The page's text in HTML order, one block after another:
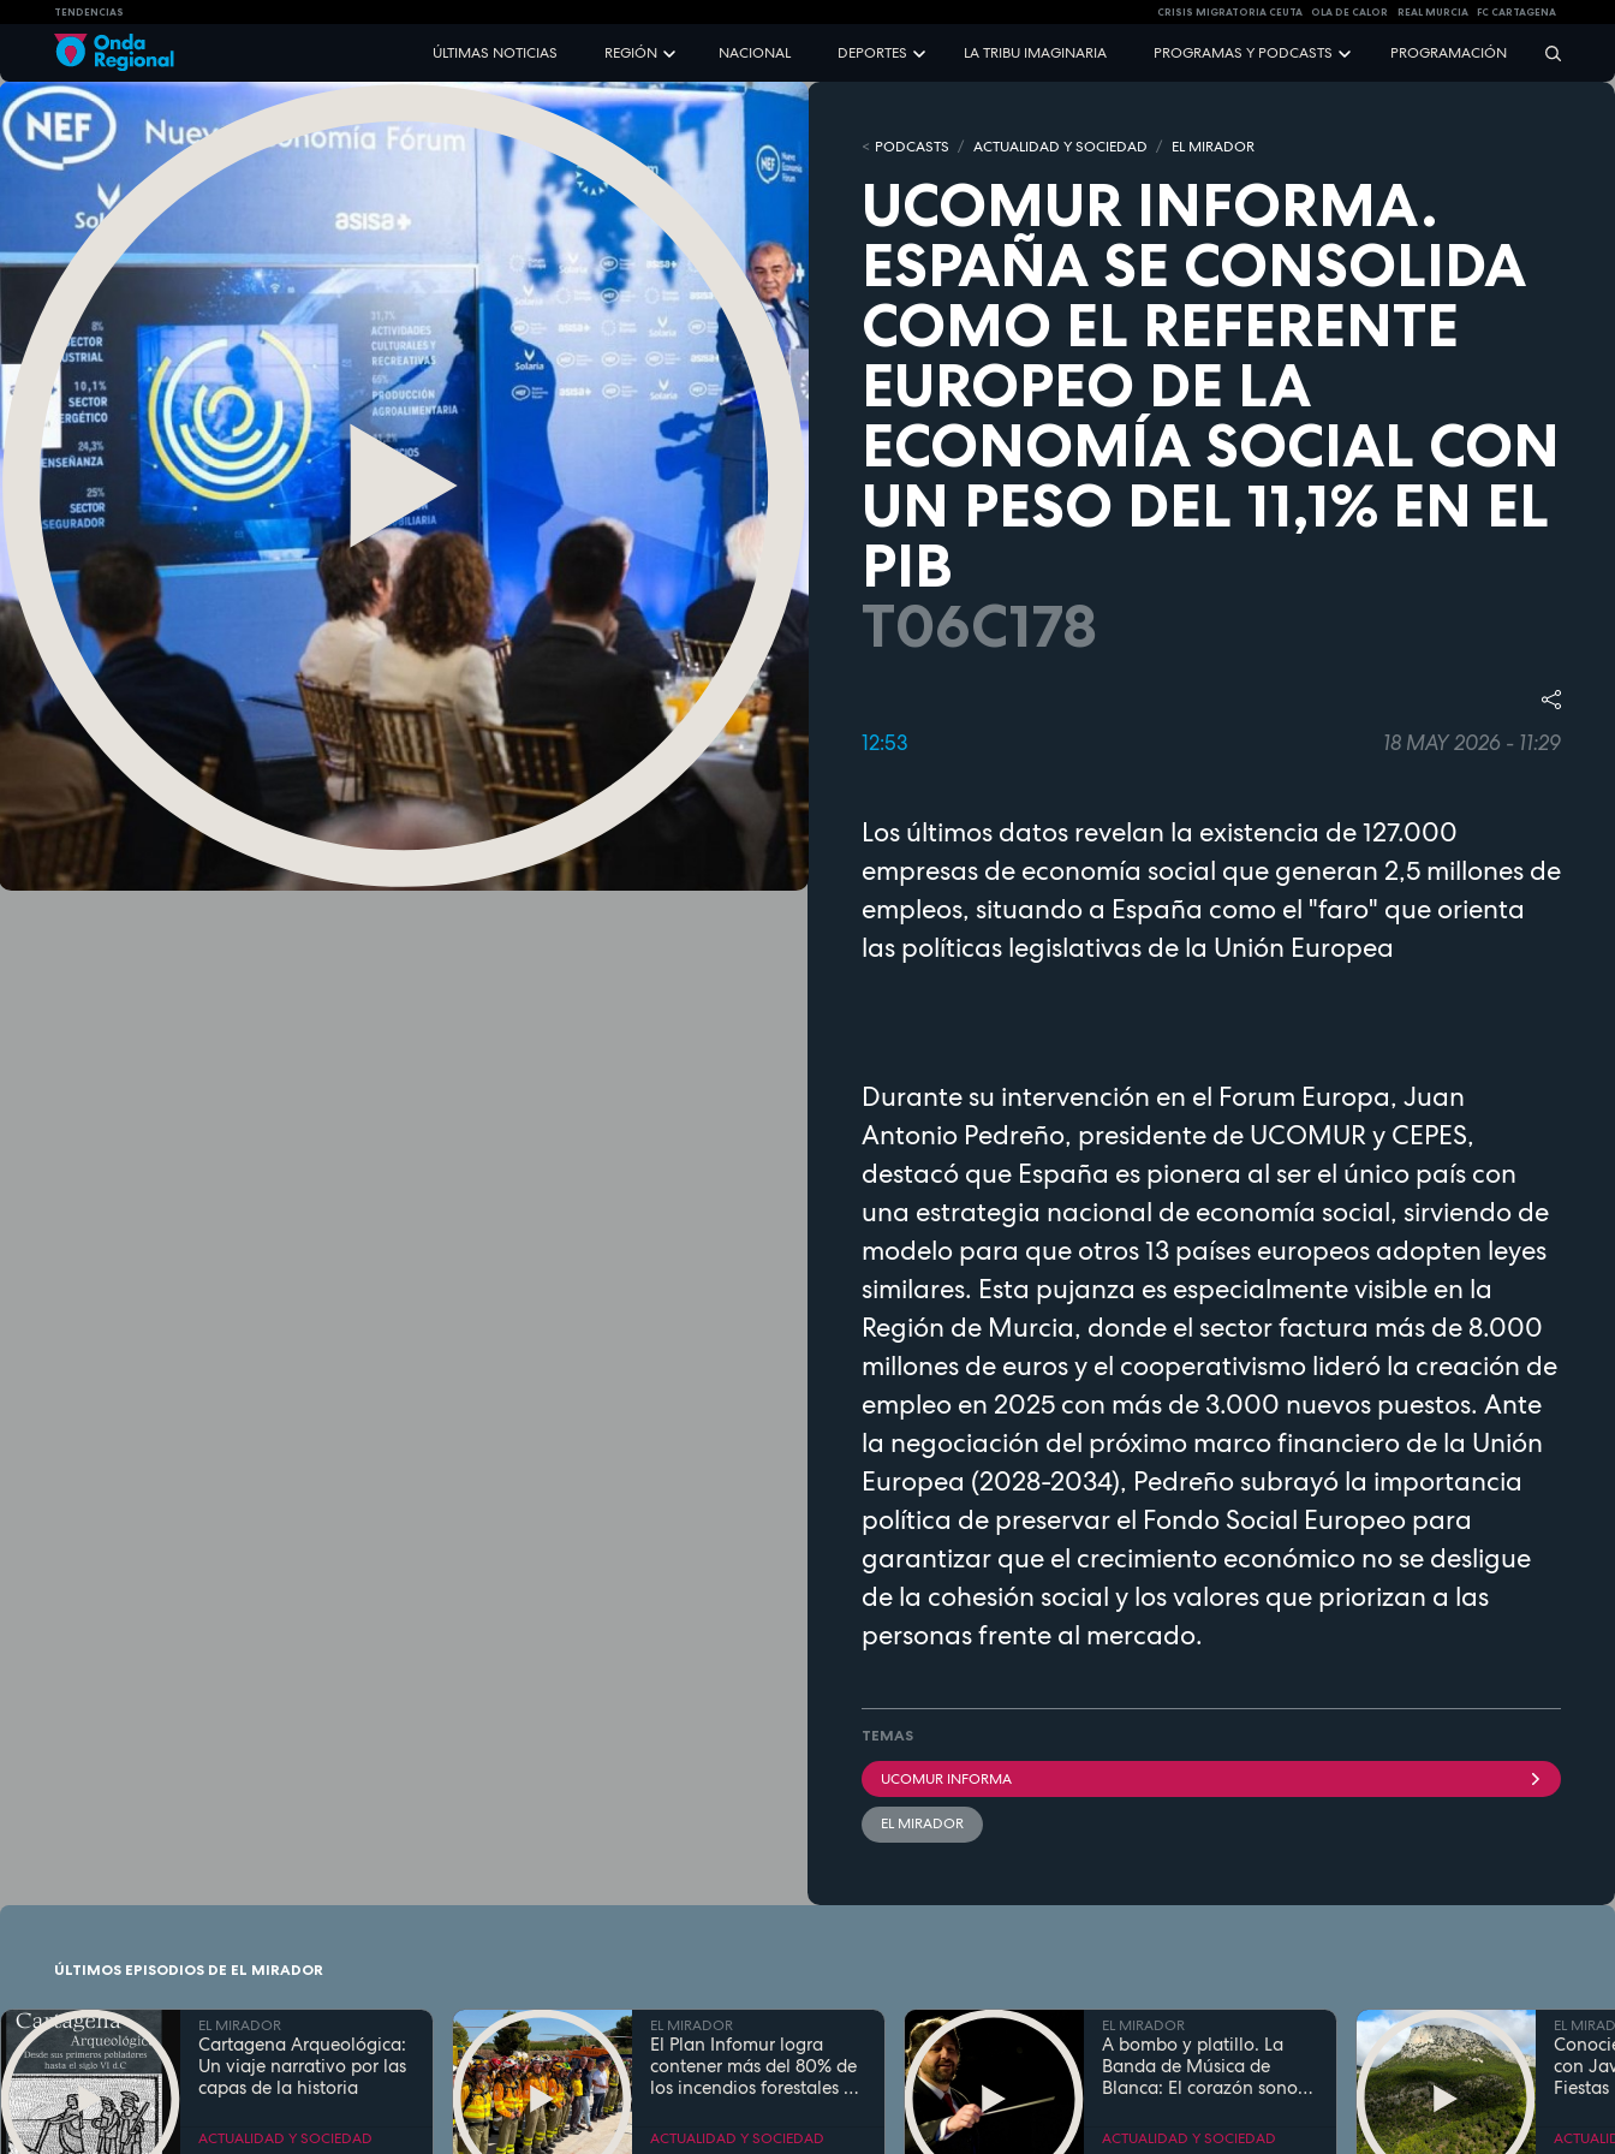
TENDENCIAS CRISIS MIGRATORIA CEUTA OLA DE CALOR REAL MURCIA FC CARTAGENA
ÚLTIMAS NOTICIAS REGIÓN NACIONAL DEPORTES LA TRIBU IMAGINARIA PROGRAMAS Y PODCASTS PROGRAMACIÓN
PODCASTS ACTUALIDAD Y SOCIEDAD EL MIRADOR
UCOMUR INFORMA.
ESPAÑA SE CONSOLIDA
COMO EL REFERENTE
EUROPEO DE LA
ECONOMÍA SOCIAL CON
UN PESO DEL 11,1% EN EL
PIB
T06C178
12:53 18 MAY 2026 - 11:29
Los últimos datos revelan la existencia de 127.000
empresas de economía social que generan 2,5 millones de
empleos, situando a España como el "faro" que orienta
las políticas legislativas de la Unión Europea
Durante su intervención en el Forum Europa, Juan
Antonio Pedreño, presidente de UCOMUR y CEPES,
destacó que España es pionera al ser el único país con
una estrategia nacional de economía social, sirviendo de
modelo para que otros 13 países europeos adopten leyes
similares. Esta pujanza es especialmente visible en la
Región de Murcia, donde el sector factura más de 8.000
millones de euros y el cooperativismo lideró la creación de
empleo en 2025 con más de 3.000 nuevos puestos. Ante
la negociación del próximo marco financiero de la Unión
Europea (2028-2034), Pedreño subrayó la importancia
política de preservar el Fondo Social Europeo para
garantizar que el crecimiento económico no se desligue
de la cohesión social y los valores que priorizan a las
personas frente al mercado.
TEMAS
UCOMUR INFORMA
EL MIRADOR
ÚLTIMOS EPISODIOS DE EL MIRADOR
EL MIRADOR
Cartagena Arqueológica:
Un viaje narrativo por las
capas de la historia
ACTUALIDAD Y SOCIEDAD
EL MIRADOR
El Plan Infomur logra
contener más del 80% de
los incendios forestales en
verano
ACTUALIDAD Y SOCIEDAD
EL MIRADOR
A bombo y platillo. La
Banda de Música de
Blanca: El corazón sonoro
tradición y rock sinfónico
ACTUALIDAD Y SOCIEDAD
EL
con
eclipse